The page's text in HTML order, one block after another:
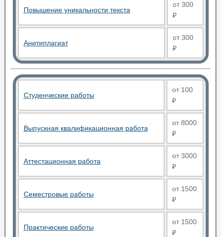
Повышение уникальности текста
от 300
₽
Анитиплагиат
от 300
₽
Студенческие работы
от 100
₽
Выпускная квалификационная работа
от 8000
₽
Аттестационная работа
от 3000
₽
Семестровые работы
от 1500
₽
Практические работы
от 1500
₽